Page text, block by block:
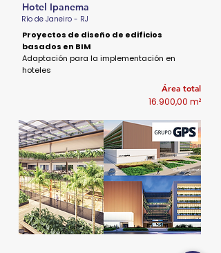
Hotel Ipanema
Río de Janeiro - RJ
Proyectos de diseño de edificios
basados en BIM
Adaptación para la implementación en
hoteles
Área total
16.900,00 m²